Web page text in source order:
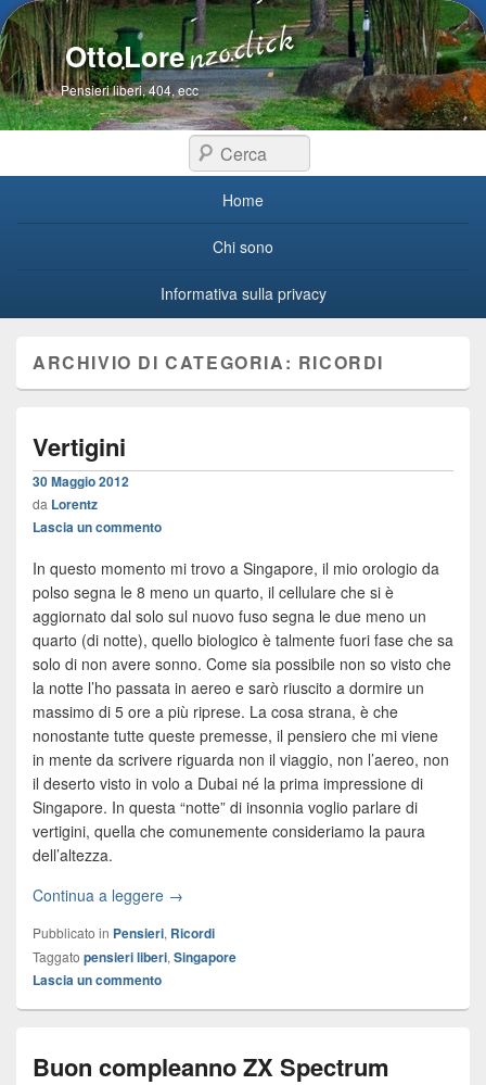
OttoLore
Pensieri liberi, 404, ecc
Cerca
Home
Chi sono
Informativa sulla privacy
ARCHIVIO DI CATEGORIA: RICORDI
Vertigini
30 Maggio 2012
da Lorentz
Lascia un commento
In questo momento mi trovo a Singapore, il mio orologio da
polso segna le 8 meno un quarto, il cellulare che si è
aggiornato dal solo sul nuovo fuso segna le due meno un
quarto (di notte), quello biologico è talmente fuori fase che sa
solo di non avere sonno. Come sia possibile non so visto che
la notte l’ho passata in aereo e sarò riuscito a dormire un
massimo di 5 ore a più riprese. La cosa strana, è che
nonostante tutte queste premesse, il pensiero che mi viene
in mente da scrivere riguarda non il viaggio, non l’aereo, non
il deserto visto in volo a Dubai né la prima impressione di
Singapore. In questa “notte” di insonnia voglio parlare di
vertigini, quella che comunemente consideriamo la paura
dell’altezza.
Continua a leggere →
Pubblicato in Pensieri, Ricordi
Taggato pensieri liberi, Singapore
Lascia un commento
Buon compleanno ZX Spectrum